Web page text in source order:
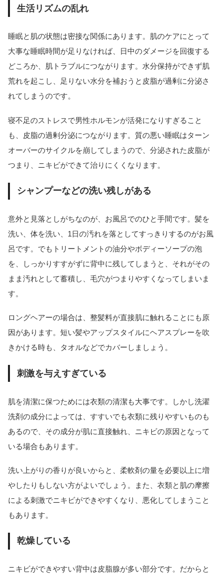
生活リズムの乱れ
睡眠と肌の状態は密接な関係にあります。肌のケアにとって
大事な睡眠時間が足りなければ、日中のダメージを回復する
どころか、肌トラブルにつながります。水分保持ができず肌
荒れを起こし、足りない水分を補おうと皮脂が過剰に分泌さ
れてしまうのです。
寝不足のストレスで男性ホルモンが活発になりすぎること
も、皮脂の過剰分泌につながります。質の悪い睡眠はターン
オーバーのサイクルを崩してしまうので、分泌された皮脂が
つまり、ニキビができて治りにくくなります。
シャンプーなどの洗い残しがある
意外と見落としがちなのが、お風呂でのひと手間です。髪を
洗い、体を洗い、1日の汚れを落としてすっきりするのがお風
呂です。でもトリートメントの油分やボディーソープの泡
を、しっかりすすがずに背中に残してしまうと、それがその
まま汚れとして蓄積し、毛穴がつまりやすくなってしまいま
す。
ロングヘアーの場合は、整髪料が直接肌に触れることにも原
因があります。短い髪やアップスタイルにヘアスプレーを吹
きかける時も、タオルなどでカバーしましょう。
刺激を与えすぎている
肌を清潔に保つためには衣類の清潔も大事です。しかし洗濯
洗剤の成分によっては、すすいでも衣類に残りやすいものも
あるので、その成分が肌に直接触れ、ニキビの原因となって
いる場合もあります。
洗い上がりの香りが良いからと、柔軟剤の量を必要以上に増
やしたりもしない方がよいでしょう。また、衣類と肌の摩擦
による刺激でニキビができやすくなり、悪化してしまうこと
もあります。
乾燥している
ニキビができやすい背中は皮脂腺が多い部分です。だからと